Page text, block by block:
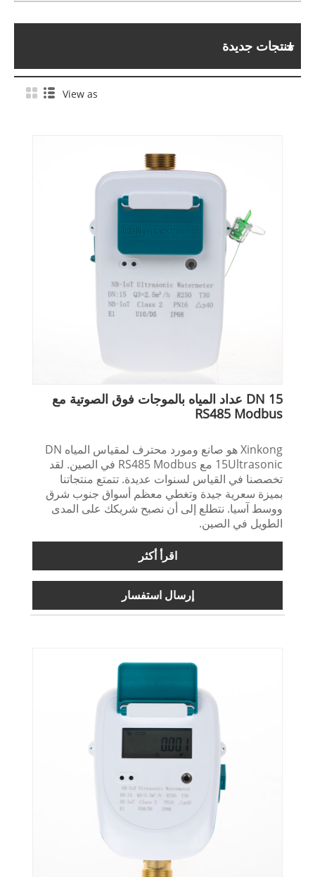
منتجات جديدة
View as
DN 15 عداد المياه بالموجات فوق الصوتية مع
RS485 Modbus
Xinkong هو صانع ومورد محترف لمقياس المياه DN
15Ultrasonic مع RS485 Modbus في الصين. لقد
تخصصنا في القياس لسنوات عديدة. تتمتع منتجاتنا
بميزة سعرية جيدة وتغطي معظم أسواق جنوب شرق
ووسط آسيا. نتطلع إلى أن نصبح شريكك على المدى
الطويل في الصين.
اقرأ أكثر
إرسال استفسار